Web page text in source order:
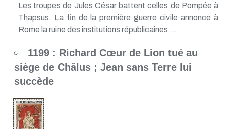
Les troupes de Jules César battent celles de Pompée à
Thapsus. La fin de la première guerre civile annonce à
Rome la ruine des institutions républicaines...
1199 : Richard Cœur de Lion tué au
siège de Châlus ; Jean sans Terre lui
succède